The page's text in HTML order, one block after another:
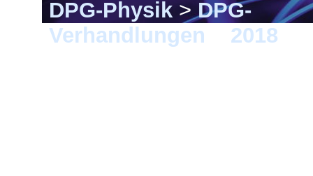
DPG-Physik>DPG-
Verhandlungen
2018